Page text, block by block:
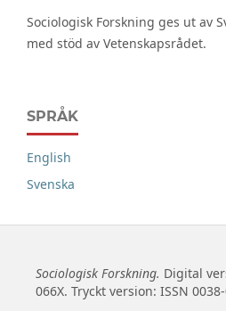
Sociologisk Forskning ges ut av
med stöd av Vetenskapsrådet.
SPRÅK
English
Svenska
Sociologisk Forskning. Digital
066X. Tryckt version: ISSN